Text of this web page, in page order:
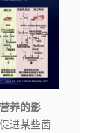
养的影
进某些菌